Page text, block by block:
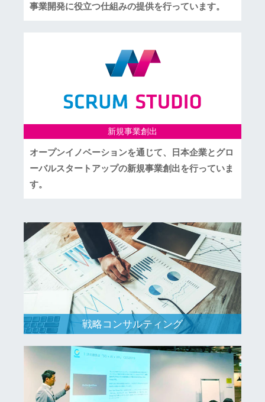
事業開発に役立つ仕組みの提供を行っています。
新規事業創出
オープンイノベーションを通じて、日本企業とグロ
ーバルスタートアップの新規事業創出を行っていま
す。
戦略コンサルティング